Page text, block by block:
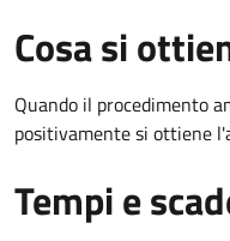
Cosa si
Quando il procedimento
positivamente si ottiene
Tempi e